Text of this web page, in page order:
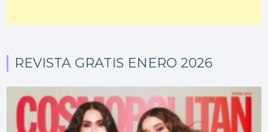
REVISTA GRATIS ENERO 2026